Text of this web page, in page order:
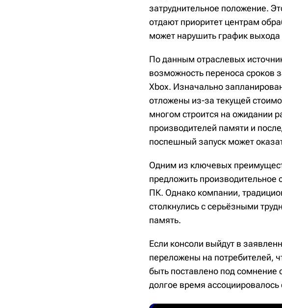
затруднительное положение.
отдают приоритет центрам
может нарушить график
По данным отраслевых
возможность переноса сроков
Xbox. Изначально
отложены из-за текущей
многом строится на ожидании
производителей памяти и
поспешный запуск может
Одним из ключевых
предложить производительное
ПК. Однако компании,
столкнулись с серьёзными
память.
Если консоли выйдут в
переложены на потребителей,
быть поставлено под сомнение
долгое время ассоциировалось